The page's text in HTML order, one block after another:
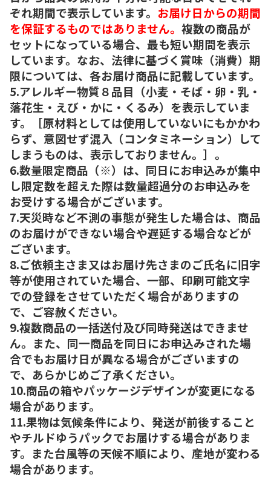
ぞれ期間で表示しています。 お届け日からの期間
を保証するものではありません。 複数の商品が
セットになっている場合、最も短い期間を表示
しています。なお、法律に基づく賞味（消費）期
限については、各お届け商品に記載しています。
5.アレルギー物質８品目（小麦・そば・卵・乳・
落花生・えび・かに・くるみ）を表示していま
す。［原材料としては使用していないにもかかわ
らず、意図せず混入（コンタミネーション）して
しまうものは、表示しておりません。］。
6.数量限定商品（※）は、同日にお申込みが集中
し限定数を超えた際は数量超過分のお申込みを
お受けする場合がございます。
7.天災時など不測の事態が発生した場合は、商品
のお届けができない場合や遅延する場合などが
ございます。
8.ご依頼主さま又はお届け先さまのご氏名に旧字
等が使用されていた場合、一部、印刷可能文字
での登録をさせていただく場合がありますの
で、ご容赦ください。
9.複数商品の一括送付及び同時発送はできませ
ん。また、同一商品を同日にお申込みされた場
合でもお届け日が異なる場合がございますの
で、あらかじめご了承ください。
10.商品の箱やパッケージデザインが変更になる
場合があります。
11.果物は気候条件により、発送が前後すること
やチルドゆうパックでお届けする場合がありま
す。また台風等の天候不順により、産地が変わる
場合があります。